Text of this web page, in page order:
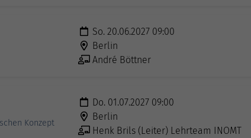
So. 20.06.2027 09:00
Berlin
André Böttner
Konzept
Do. 01.07.2027 09:00
Berlin
Henk Brils (Leiter) Lehrteam INOMT